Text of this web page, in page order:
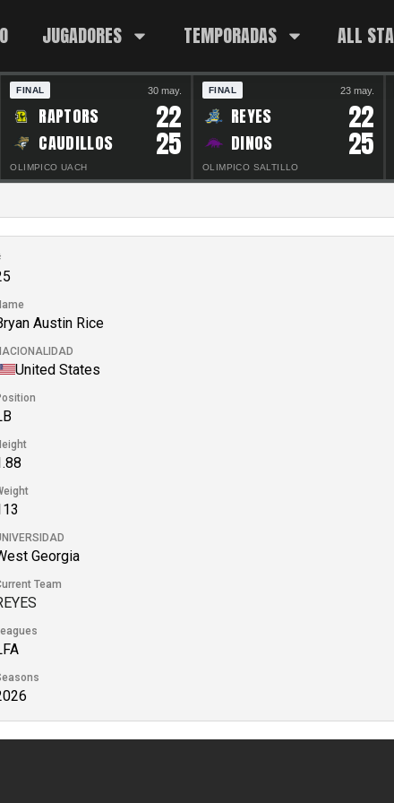
JUGADORES TEMPORADAS ALL
FINAL 30 may.
RAPTORS 22
CAUDILLOS 25
OLIMPICO UACH
FINAL 23 may.
REYES 22
DINOS 25
OLIMPICO SALTILLO
Austin Rice
United States
Georgia
Team